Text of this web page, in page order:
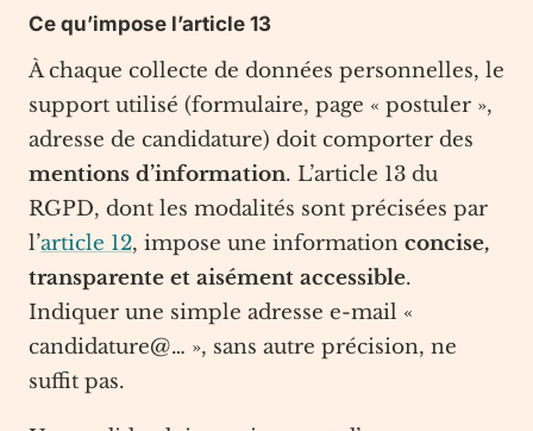
Ce qu’impose l’article 13
À chaque collecte de données personnelles, le
support utilisé (formulaire, page « postuler »,
adresse de candidature) doit comporter des
mentions d’information. L’article 13 du
RGPD, dont les modalités sont précisées par
l’article 12, impose une information concise,
transparente et aisément accessible.
Indiquer une simple adresse e-mail «
candidature@… », sans autre précision, ne
suffit pas.